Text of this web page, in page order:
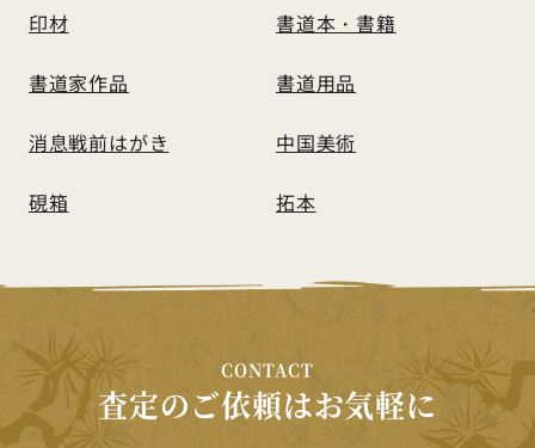
印材 書道本・書籍
書道家作品 書道用品
消息戦前はがき 中国美術
硯箱 拓本
CONTACT
査定のご依頼はお気軽に